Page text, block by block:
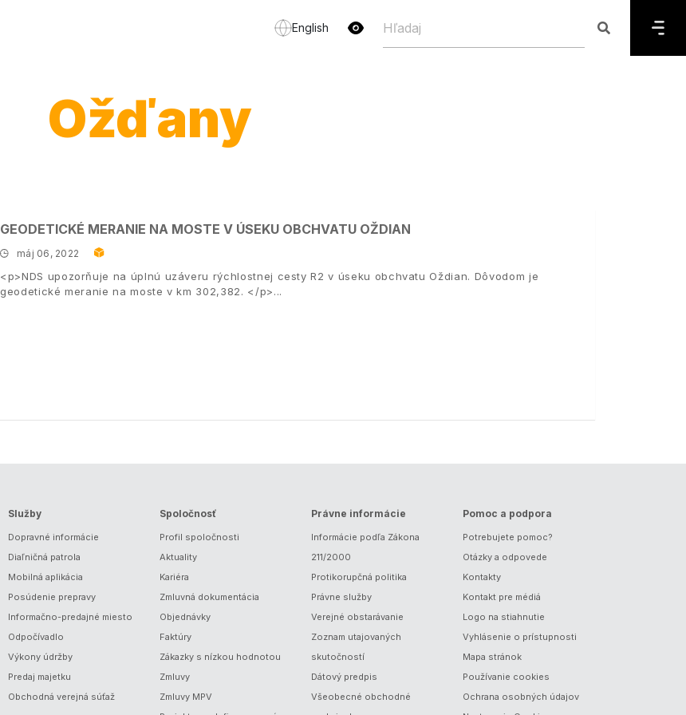
English
Ožďany
GEODETICKÉ MERANIE NA MOSTE V ÚSEKU OBCHVATU OŽDIAN
máj 06, 2022
<p>NDS upozorňuje na úplnú uzáveru rýchlostnej cesty R2 v úseku obchvatu Oždian. Dôvodom je
geodetické meranie na moste v km 302,382. </p>
Služby
Dopravné informácie
Diaľničná patrola
Mobilná aplikácia
Posúdenie prepravy
Informačno-predajné miesto
Odpočívadlo
Výkony údržby
Predaj majetku
Obchodná verejná súťaž
Spoločnosť
Profil spoločnosti
Aktuality
Kariéra
Zmluvná dokumentácia
Objednávky
Faktúry
Zákazky s nízkou hodnotou
Zmluvy
Zmluvy MPV
Právne informácie
Informácie podľa Zákona
211/2000
Protikorupčná politika
Právne služby
Verejné obstarávanie
Zoznam utajovaných
skutočností
Dátový predpis
Všeobecné obchodné
Pomoc a podpora
Potrebujete pomoc?
Otázky a odpovede
Kontakty
Kontakt pre médiá
Logo na stiahnutie
Vyhlásenie o prístupnosti
Mapa stránok
Používanie cookies
Ochrana osobných údajov